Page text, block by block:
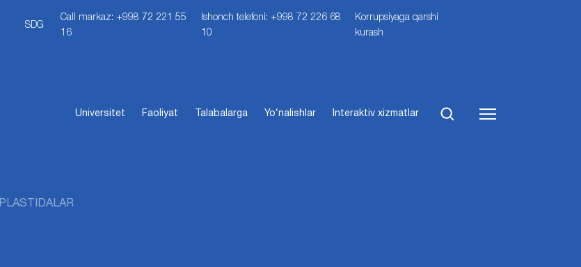
SDG
Call markaz: +998 72 221 55
16
Ishonch telefoni: +998 72 226 68
10
Korrupsiyaga qarshi
kurash
Universitet Faoliyat Talabalarga Yo‘nalishlar Interaktiv xizmatlar
PLASTIDALAR